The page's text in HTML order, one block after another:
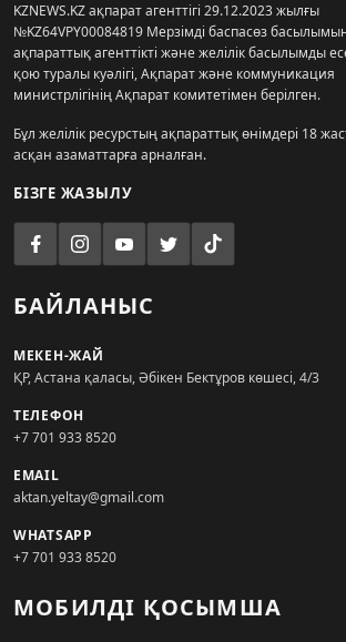
KZNEWS.KZ ақпарат агенттігі 29.12.2023 жылғы
№KZ64VPY00084819 Мерзімді баспасөз
ақпараттық агенттікті және желілік басылымды
қою туралы куәлігі, Ақпарат және коммуникация
министрлігінің Ақпарат комитетімен берілген.
Бұл желілік ресурстың ақпараттық өнімдері 18
асқан азаматтарға арналған.
БІЗГЕ ЖАЗЫЛУ
БАЙЛАНЫС
МЕКЕН-ЖАЙ
ҚР, Астана қаласы, Әбікен Бектұров көшесі, 4/3
ТЕЛЕФОН
+7 701 933 8520
EMAIL
aktan.yeltay@gmail.com
WHATSAPP
+7 701 933 8520
МОБИЛДІ ҚОСЫМША